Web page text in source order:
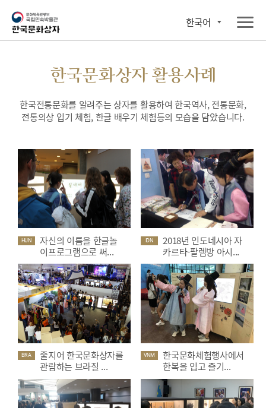
한국어
한국문화상자 활용사례
한국전통문화를 알려주는 상자를 활용하여 한국역사, 전통문화,
전통의상 입기 체험, 한글 배우기 체험등의 모습을 담았습니다.
HUN
자신의 이름을 한글놀
이프로그램으로 써...
IDN
2018년 인도네시아 자
카르타-팔렘방 아시...
BRA
줄지어 한국문화상자를
관람하는 브라질 ...
VNM
한국문화체험행사에서
한복을 입고 즐기...